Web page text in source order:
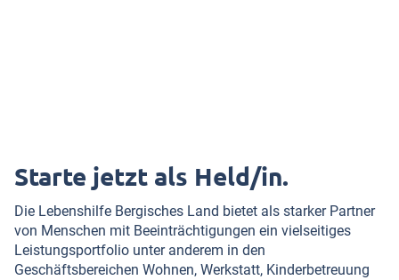
Starte jetzt als Held/in.
Die Lebenshilfe Bergisches Land bietet als starker Partner
von Menschen mit Beeinträchtigungen ein vielseitiges
Leistungsportfolio unter anderem in den
Geschäftsbereichen Wohnen, Werkstatt, Kinderbetreuung